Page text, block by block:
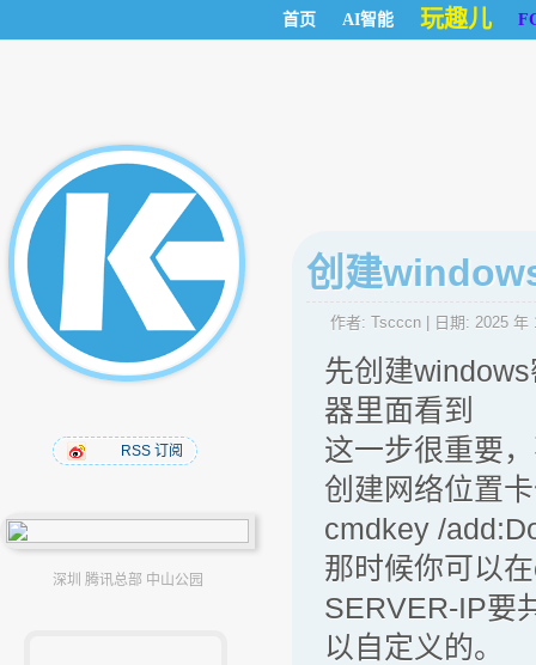
首页 AI智能 玩趣儿
RSS 订阅
深圳 腾讯总部 中山公园
创建
作者: Tscccn | 日期: 2025 年
先创建
器里面看到
这一步很重要
创建网络位置
cmdkey /
那时候你可以
SERVER-IP要
以自定义的。